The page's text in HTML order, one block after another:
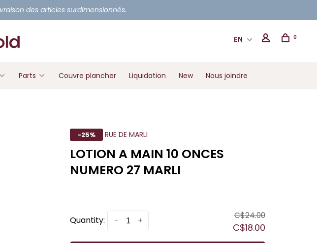
des articles surdimensionnés.
EN 0
Parts Couvre plancher Liquidation New Nous joindre
-25% RUE DE MARLI
LOTION A MAIN 10 ONCES
NUMERO 27 MARLI
Quantity: +
- C$24.00
C$18.00